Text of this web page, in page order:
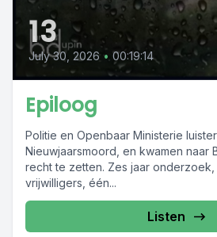
13
July 30, 2026 • 00:19:14
Epiloog
Politie en Openbaar Ministerie
Nieuwjaarsmoord, en kwamen naar
recht te zetten. Zes jaar
vrijwilligers, één...
Listen